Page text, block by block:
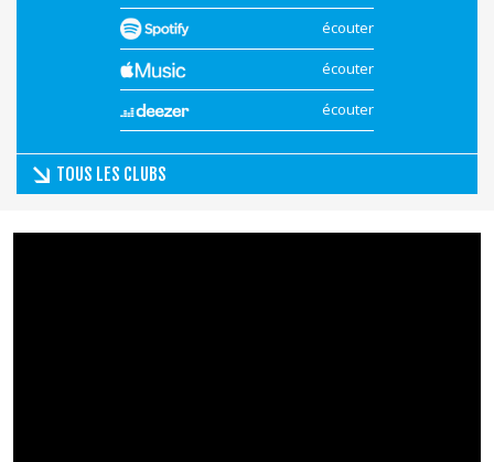
écouter
écouter
écouter
TOUS LES CLUBS